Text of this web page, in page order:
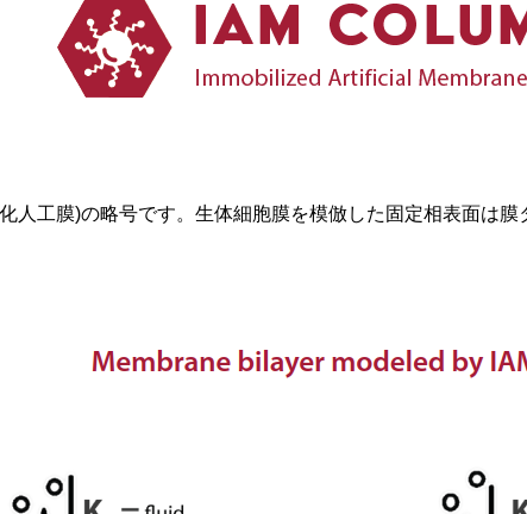
人工膜)の略号です。生体細胞膜を模倣した固定相表面は